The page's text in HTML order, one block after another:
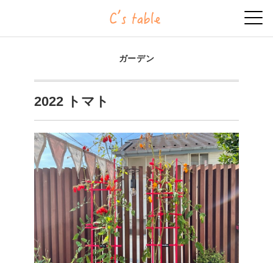
ガーデン
2022 トマト